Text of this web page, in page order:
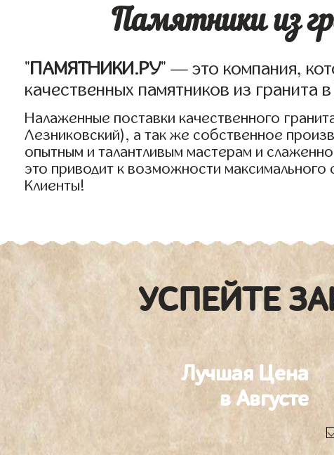
Памятники из
"ПАМЯТНИКИ.РУ" — это компания,
качественных памятников из гранита
Налаженные поставки качественного
Лезниковский), а так же собственное
опытным и талантливым мастерам и
это приводит к возможности
Клиенты!
УСПЕЙТЕ
Лучшая Цена
в Августе